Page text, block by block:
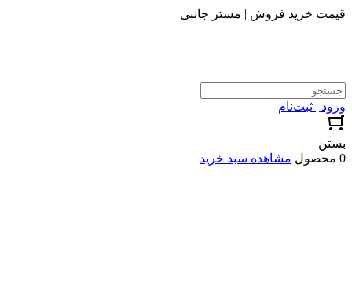
قیمت خرید فروش | مستر جانبی
ورود | ثبت‌نام
بستن
0 محصول
مشاهده سبد خرید